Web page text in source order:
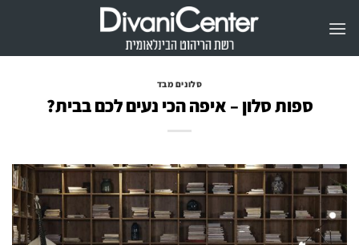
סלונים מבד
ספות סלון – איפה הכי נעים לכם בבית?